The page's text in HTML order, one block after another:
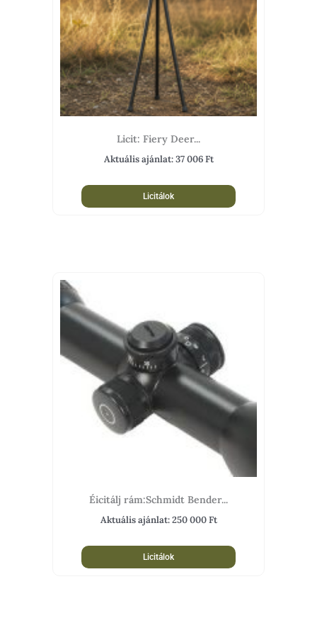
Licit: Fiery Deer...
Aktuális ajánlat:37 006Ft
Licitálok
Éicitálj rám:Schmidt Bender...
Aktuális ajánlat:250 000Ft
Licitálok